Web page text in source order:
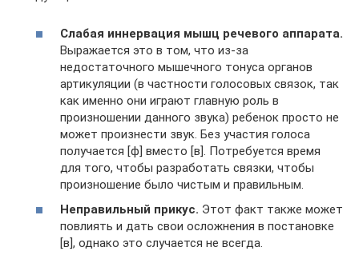
Слабая иннервация мышц речевого аппарата.
Выражается это в том, что из-за
недостаточного мышечного тонуса органов
артикуляции (в частности голосовых связок, так
как именно они играют главную роль в
произношении данного звука) ребенок просто не
может произнести звук. Без участия голоса
получается [ф] вместо [в]. Потребуется время
для того, чтобы разработать связки, чтобы
произношение было чистым и правильным.
Неправильный прикус. Этот факт также может
повлиять и дать свои осложнения в постановке
[в], однако это случается не всегда.